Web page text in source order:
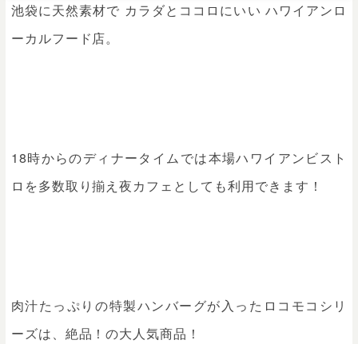
池袋に天然素材で カラダとココロにいい ハワイアンロ
ーカルフード店。
18時からのディナータイムでは本場ハワイアンビスト
ロを多数取り揃え夜カフェとしても利用できます！
肉汁たっぷりの特製ハンバーグが入ったロコモコシリ
ーズは、絶品！の大人気商品！